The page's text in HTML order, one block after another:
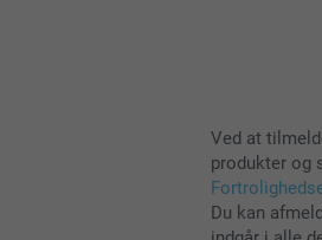
Ved at
produkter og
Du kan